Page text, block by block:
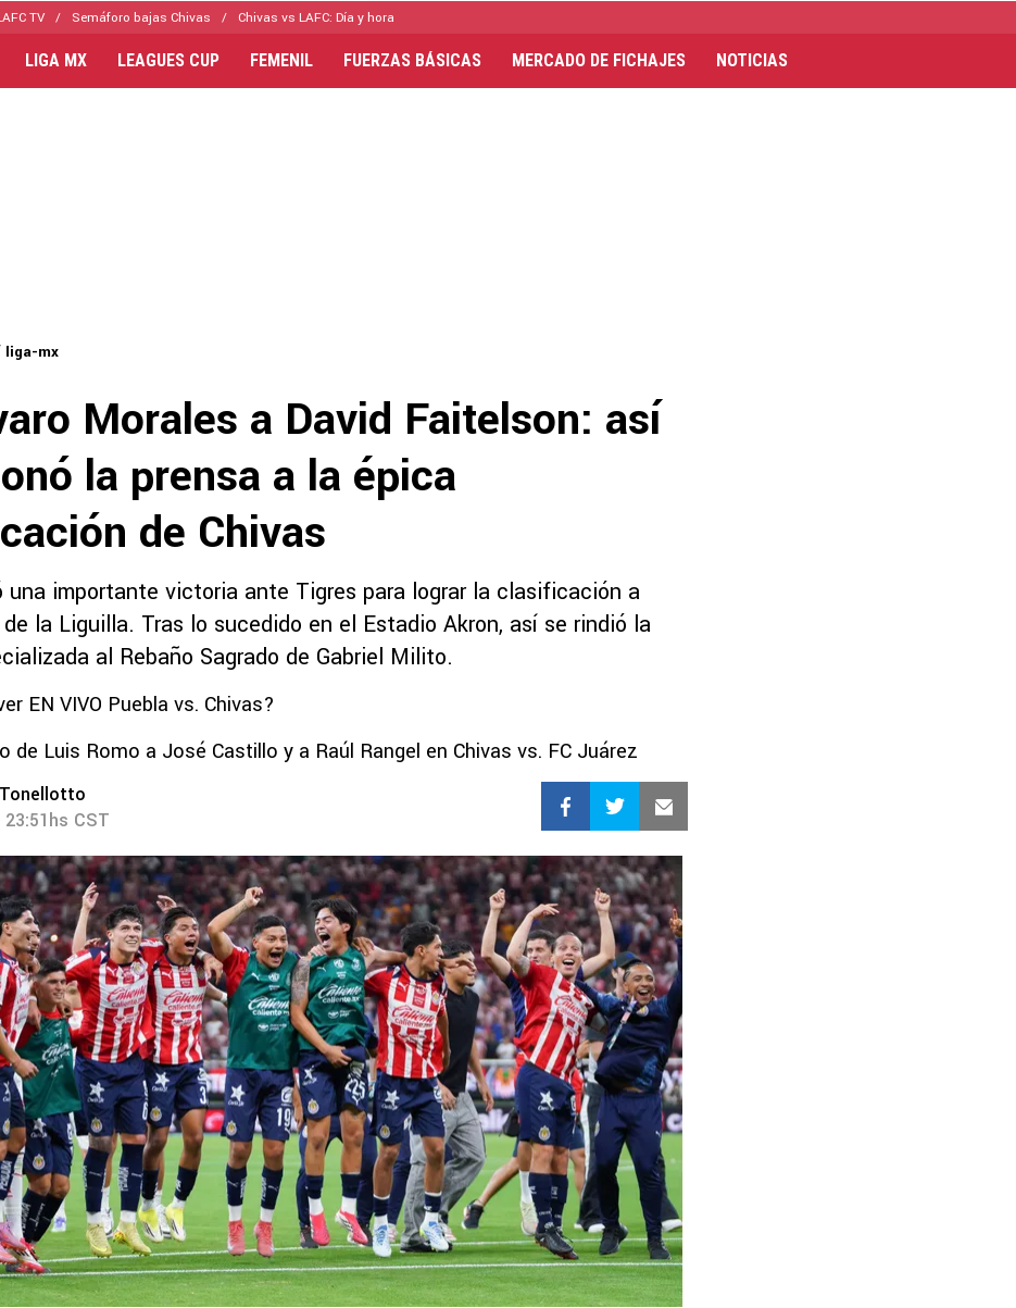
TV Semáforo bajas Chivas Chivas vs LAFC: Día y hora
LIGA MX LEAGUES CUP FEMENIL FUERZAS BÁSICAS MERCADO DE FICHAJES NOTICIAS
liga-mx
Morales a David Faitelson: así
la prensa a la épica
de Chivas
una importante victoria ante Tigres para lograr la clasificación a
la Liguilla. Tras lo sucedido en el Estadio Akron, así se rindió la
al Rebaño Sagrado de Gabriel Milito.
EN VIVO Puebla vs. Chivas?
de Luis Romo a José Castillo y a Raúl Rangel en Chivas vs. FC Juárez
CST